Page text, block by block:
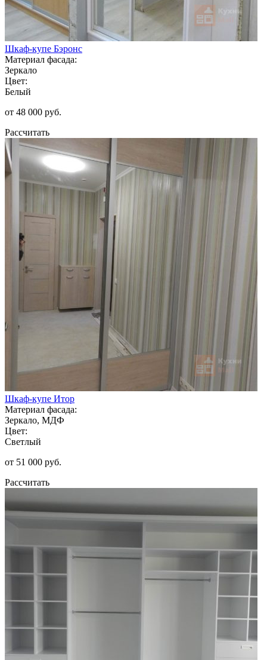
Шкаф-купе Бэронс
Материал фасада:
Зеркало
Цвет:
Белый
от 48 000 руб.
Рассчитать
Шкаф-купе Итор
Материал фасада:
Зеркало, МДФ
Цвет:
Светлый
от 51 000 руб.
Рассчитать